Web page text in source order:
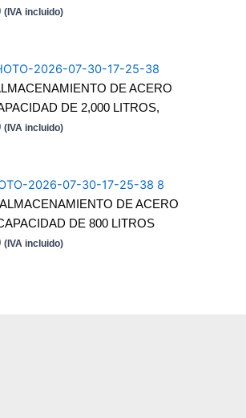
(IVA incluido)
DE ACERO
DE 2,000 LITROS,
(IVA incluido)
DE ACERO
DE 800 LITROS
(IVA incluido)